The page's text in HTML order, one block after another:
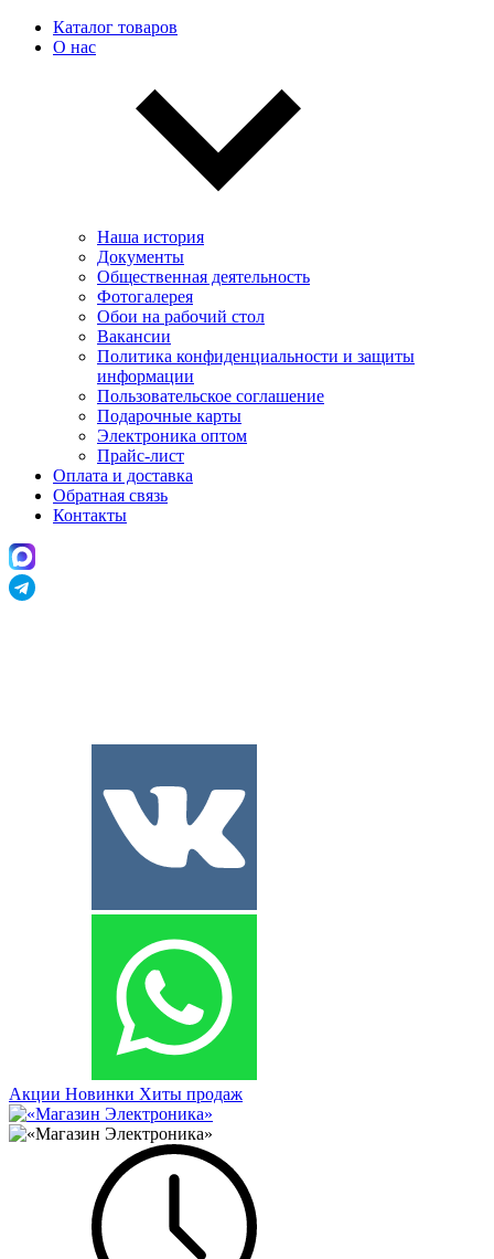
Каталог товаров
О нас
Наша история
Документы
Общественная деятельность
Фотогалерея
Обои на рабочий стол
Вакансии
Политика конфиденциальности и защиты
информации
Пользовательскоe соглашение
Подарочные карты
Электроника оптом
Прайс-лист
Оплата и доставка
Обратная связь
Контакты
Акции Новинки Хиты продаж